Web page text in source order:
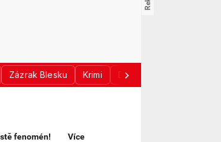
Zázrak Blesku Krimi Donald Trump
fenomén! Více